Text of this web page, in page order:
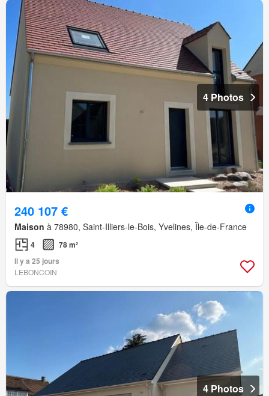
4 Photos
240 107 €
Maison à 78980, Saint-Illiers-le-Bois, Yvelines, Île-de-France
4
78 m²
Il y a 25 jours
LEBONCOIN
4 Photos